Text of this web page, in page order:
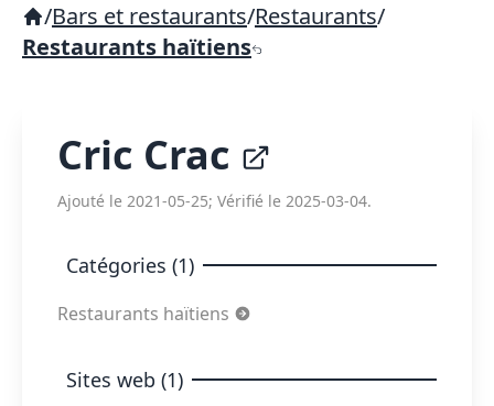
/Bars et restaurants/Restaurants/
Restaurants haïtiens
Cric Crac
Ajouté le 2021-05-25; Vérifié le 2025-03-04.
Catégories (1)
Restaurants haïtiens
Sites web (1)